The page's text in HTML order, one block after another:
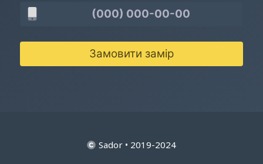
Замовити замір
Sador • 2019-2024